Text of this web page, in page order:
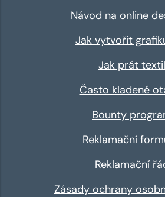
Návod na online
Jak vytvořit
Jak prát textil
Často kladené
Bounty
Reklamační
Reklamační
Zásady ochrany